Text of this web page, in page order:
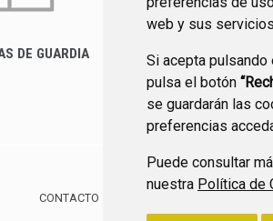
web y sus
Si acepta pulsando
pulsa el botón
se guardarán las
preferencias
Puede consultar
nuestra Política de
DE GUARDIA
CANAL YOUTUBE
CONTACTO